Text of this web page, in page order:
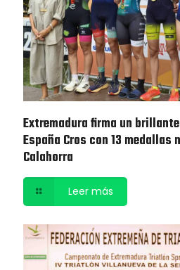
Extremadura firma un
España Cros con 13 medallas
Calahorra
Leer más